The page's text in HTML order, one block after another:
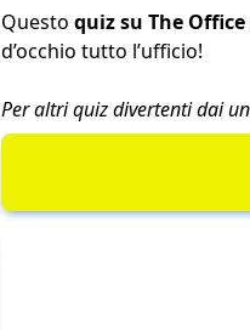
Questo quiz su The Office
d’occhio tutto l’ufficio!
Per altri quiz divertenti dai